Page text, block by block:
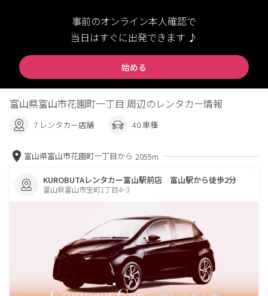
事前のオンライン本人確認で
当日はすぐに出発できます ♪
始める
富山県富山市花園町一丁目 周辺のレンタカー情報
7 レンタカー店舗 40 車種
富山県富山市花園町一丁目から 2055m
KUROBUTAレンタカー富山駅前店 富山駅から徒歩2分
富山県富山市宝町1丁目4−3